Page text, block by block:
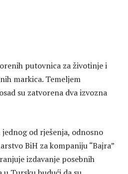
putovnica za životinje i
markica. Temeljem
su zatvorena dva izvozna
jednog od rješenja, odnosno
BiH za kompaniju “Bajra”
izdavanje posebnih